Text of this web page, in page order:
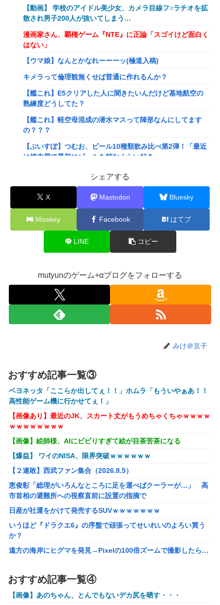
【動画】 学校のアイドル美少女、カメラ目線フ○ラチオを拡
散され男子200人が抜いてしまう…
漫画家さん、覇権ゲーム『NTE』に正論「スゴイけど面白く
はない」
【ウマ娘】なんとかなれーーーッ(極道入稿)
キメラって倫理観無くせば普通に作れるんか？
【艦これ】E5クリアした人に聞きたいんだけど基地航空の
熟練度どうしてた？
【艦これ】軽空母混成の潜水マスって陣形なんにしてます
の？？？
【ぶいすぽ】つむお、ビール10種類飲み比べ第2弾！「最近
は焼肉屋で最初にビールを頼むくらい好き」
【にじさんじ】Twitterはもうないよ
【ホロライブ】これはこれでちょっと裏来いよに見える
トミームと化すｗｗｗｗ
【悲報】Mrs. GREEN APPLE、マジで逝くwwwwww
【悲報】女さん、熊本地震がきっかけで離婚を決意ｗｗｗｗ
ｗ
【訃報】人気Vtuberの犬、19歳で死去
【動画】女子「勃ってんじゃん笑」男子「うるさい//」女子
【悲報】映画館の客、ほぼバイオテロレベルのやらかしで観
【速報】ジャンポケ斎藤、求刑7年で逝く。実刑確実か
【悲報】落語家、亡くなったタレントからいじめられた過去
を告白する…
【画像】AKBのセンター、レベチな事が世間にバレ始めるｗ
【シンデレラガールズ】 百鬼夜行をテーマとしたPOP UP
SHOPが東京・大阪にて開催
メディア「Switch2、499ドルでも安い800ドル超えるか
も。PS5は直近での値上げ可能性低い」
【エヴァンゲリオン】 セガ「アヤナミレイ（仮称）‐プラグ
スーツVer.」プライズフィギュア【彩色原型公開】
【FF16】 「ファイナルファンタジー16」発売日が6/22に決
定＆最新PV公開！思ったより発売早い…もう半年後か！
【VTuber】千羽師匠、Grokに自分の気持ち悪いツイート聞
くやつやってるのかなって思ったら相手鴨神やんけ
【ラブライブ！】
結局おまえらが求める『RPGの理想の主人公』って一体どう
シェアする
X Mastodon Bluesky
Misskey Facebook はてブ
LINE コピー
mutyunのゲーム+αブログをフォローする
みけ＠京子
おすすめ記事一覧③
ベヨネッタ「ここらか出してぇ！！」ホムラ「もういやぁあ！！
高性能ゲーム機に行かせてぇ！」
【画像あり】最近のJK、スカート丈がもうめちゃくちゃｗｗｗｗ
ｗｗｗｗｗｗｗｗ
【画像】絵師様、AIにビビりすぎて絵が目茶苦茶になる
【爆益】 ワイのNISA、限界突破ｗｗｗｗｗｗ
【２連敗】西武ファン集合（2026.8.5）
恵俊彰「総理がいろんなところに足を運べばクーラーが…」 高
市首相の避難所への視察直前に設置の指摘で
日産が社運をかけて発売するSUVｗｗｗｗｗｗｗ
いうほど『ドラクエ6』の序盤で頑張ってせいれいのよろい買う
か？
遠方の海岸にヒグマを発見→Pixelの100倍ズームで撮影したら…
【勇者王ガオガイガー】PLAMATEA「獅子王凱」プラモデル
【明日予約開始】
おすすめ記事一覧④
【画像】あのちゃん、とんでもないデカ尻を晒す・・・